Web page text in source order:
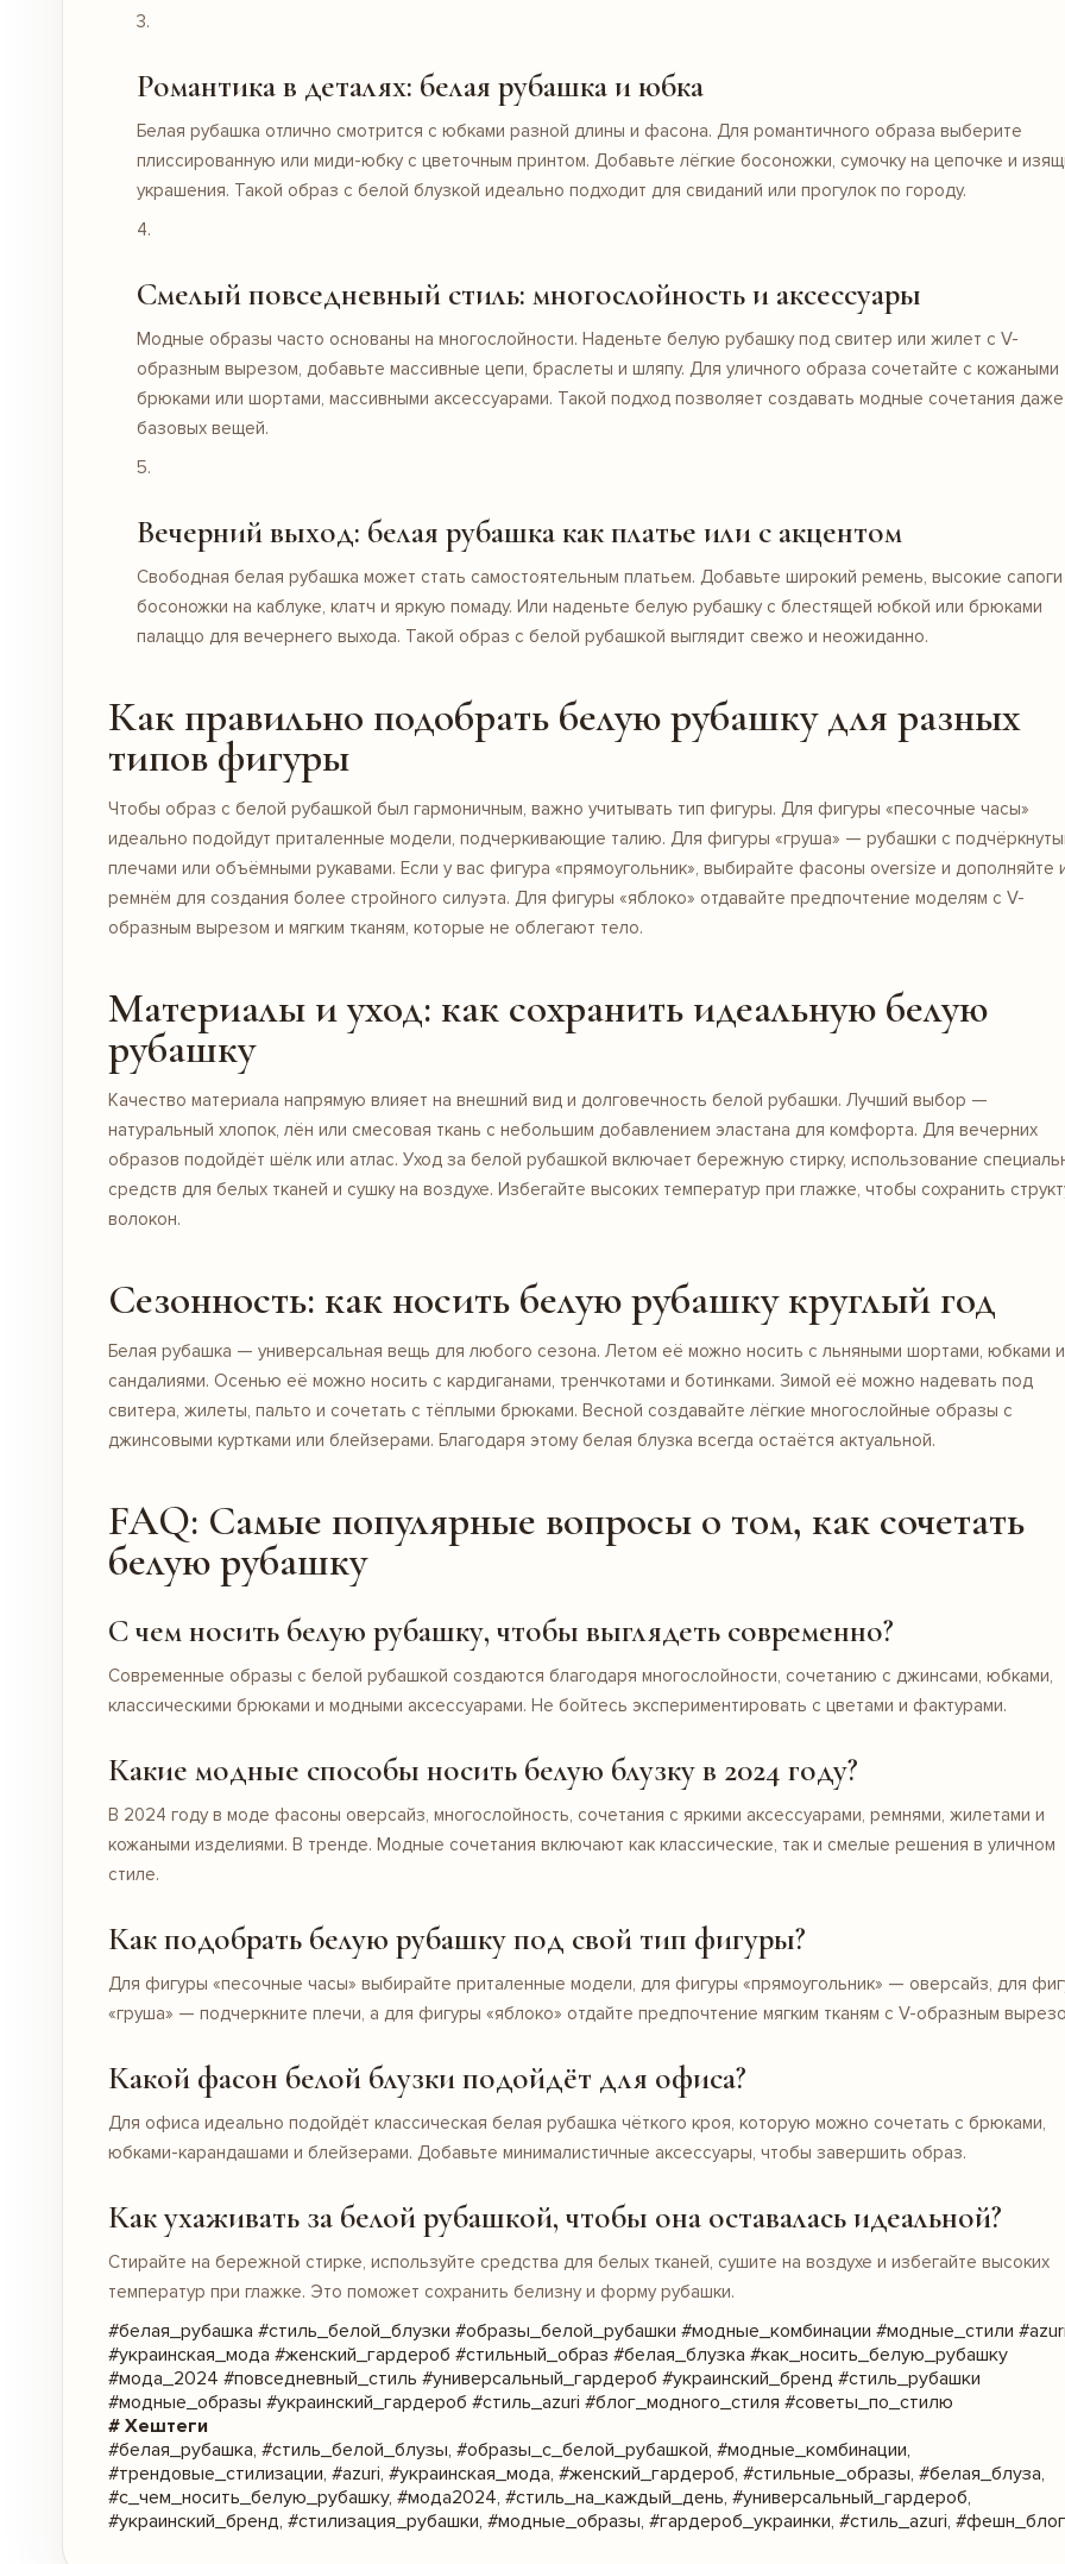
Романтика в деталях: белая рубашка и юбка
Белая рубашка отлично смотрится с юбками разной длины и фасона. Для романтичного образа выберите
плиссированную или миди-юбку с цветочным принтом. Добавьте лёгкие босоножки, сумочку на цепочке и
украшения. Такой образ с белой блузкой идеально подходит для свиданий или прогулок по городу.
Смелый повседневный стиль: многослойность и аксессуары
Модные образы часто основаны на многослойности. Наденьте белую рубашку под свитер или жилет с V-
образным вырезом, добавьте массивные цепи, браслеты и шляпу. Для уличного образа сочетайте с кожаными
брюками или шортами, массивными аксессуарами. Такой подход позволяет создавать модные сочетания
базовых вещей.
Вечерний выход: белая рубашка как платье или с акцентом
Свободная белая рубашка может стать самостоятельным платьем. Добавьте широкий ремень, высокие
босоножки на каблуке, клатч и яркую помаду. Или наденьте белую рубашку с блестящей юбкой или брюками
палаццо для вечернего выхода. Такой образ с белой рубашкой выглядит свежо и неожиданно.
Как правильно подобрать белую рубашку для разных
типов фигуры
Чтобы образ с белой рубашкой был гармоничным, важно учитывать тип фигуры. Для фигуры «песочные часы»
идеально подойдут приталенные модели, подчеркивающие талию. Для фигуры «груша» — рубашки с
плечами или объёмными рукавами. Если у вас фигура «прямоугольник», выбирайте фасоны oversize и дополняйте
ремнём для создания более стройного силуэта. Для фигуры «яблоко» отдавайте предпочтение моделям с V-
образным вырезом и мягким тканям, которые не облегают тело.
Материалы и уход: как сохранить идеальную белую
рубашку
Качество материала напрямую влияет на внешний вид и долговечность белой рубашки. Лучший выбор —
натуральный хлопок, лён или смесовая ткань с небольшим добавлением эластана для комфорта. Для вечерних
образов подойдёт шёлк или атлас. Уход за белой рубашкой включает бережную стирку, использование
средств для белых тканей и сушку на воздухе. Избегайте высоких температур при глажке, чтобы сохранить
волокон.
Сезонность: как носить белую рубашку круглый год
Белая рубашка — универсальная вещь для любого сезона. Летом её можно носить с льняными шортами, юбками и
сандалиями. Осенью её можно носить с кардиганами, тренчкотами и ботинками. Зимой её можно надевать под
свитера, жилеты, пальто и сочетать с тёплыми брюками. Весной создавайте лёгкие многослойные образы с
джинсовыми куртками или блейзерами. Благодаря этому белая блузка всегда остаётся актуальной.
FAQ: Самые популярные вопросы о том, как сочетать
белую рубашку
С чем носить белую рубашку, чтобы выглядеть современно?
Современные образы с белой рубашкой создаются благодаря многослойности, сочетанию с джинсами, юбками,
классическими брюками и модными аксессуарами. Не бойтесь экспериментировать с цветами и фактурами.
Какие модные способы носить белую блузку в 2024 году?
В 2024 году в моде фасоны оверсайз, многослойность, сочетания с яркими аксессуарами, ремнями, жилетами и
кожаными изделиями. В тренде. Модные сочетания включают как классические, так и смелые решения в уличном
стиле.
Как подобрать белую рубашку под свой тип фигуры?
Для фигуры «песочные часы» выбирайте приталенные модели, для фигуры «прямоугольник» — оверсайз, для
«груша» — подчеркните плечи, а для фигуры «яблоко» отдайте предпочтение мягким тканям с V-образным
Какой фасон белой блузки подойдёт для офиса?
Для офиса идеально подойдёт классическая белая рубашка чёткого кроя, которую можно сочетать с брюками,
юбками-карандашами и блейзерами. Добавьте минималистичные аксессуары, чтобы завершить образ.
Как ухаживать за белой рубашкой, чтобы она оставалась идеальной?
Стирайте на бережной стирке, используйте средства для белых тканей, сушите на воздухе и избегайте высоких
температур при глажке. Это поможет сохранить белизну и форму рубашки.
#белая_рубашка #стиль_белой_блузки #образы_белой_рубашки #модные_комбинации #модные_стили
#украинская_мода #женский_гардероб #стильный_образ #белая_блузка #как_носить_белую_рубашку
#мода_2024 #повседневный_стиль #универсальный_гардероб #украинский_бренд #стиль_рубашки
#модные_образы #украинский_гардероб #стиль_azuri #блог_модного_стиля #советы_по_стилю
# Хештеги
#белая_рубашка, #стиль_белой_блузы, #образы_с_белой_рубашкой, #модные_комбинации,
#трендовые_стилизации, #azuri, #украинская_мода, #женский_гардероб, #стильные_образы, #белая_блуза,
#с_чем_носить_белую_рубашку, #мода2024, #стиль_на_каждый_день, #универсальный_гардероб,
#украинский_бренд, #стилизация_рубашки, #модные_образы, #гардероб_украинки, #стиль_azuri, #фешн_блог